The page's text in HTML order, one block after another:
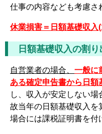
仕事の内容なども考慮さ
休業損害＝日額基礎収入
日額基礎収入の割
自営業者の場合、 一般に
ある確定申告書から日額
し、収入が安定しない
故当年の日額基礎収入を
場合には課税証明書を付